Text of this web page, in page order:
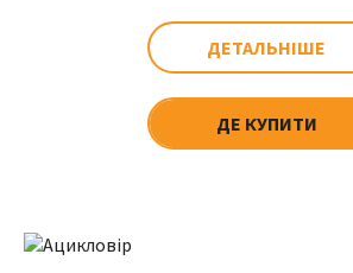
ДЕТАЛЬНІШЕ
ДЕ КУПИТИ